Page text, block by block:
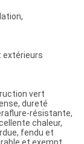
extérieurs
vert
dureté
résistante,
chaleur,
fendu et